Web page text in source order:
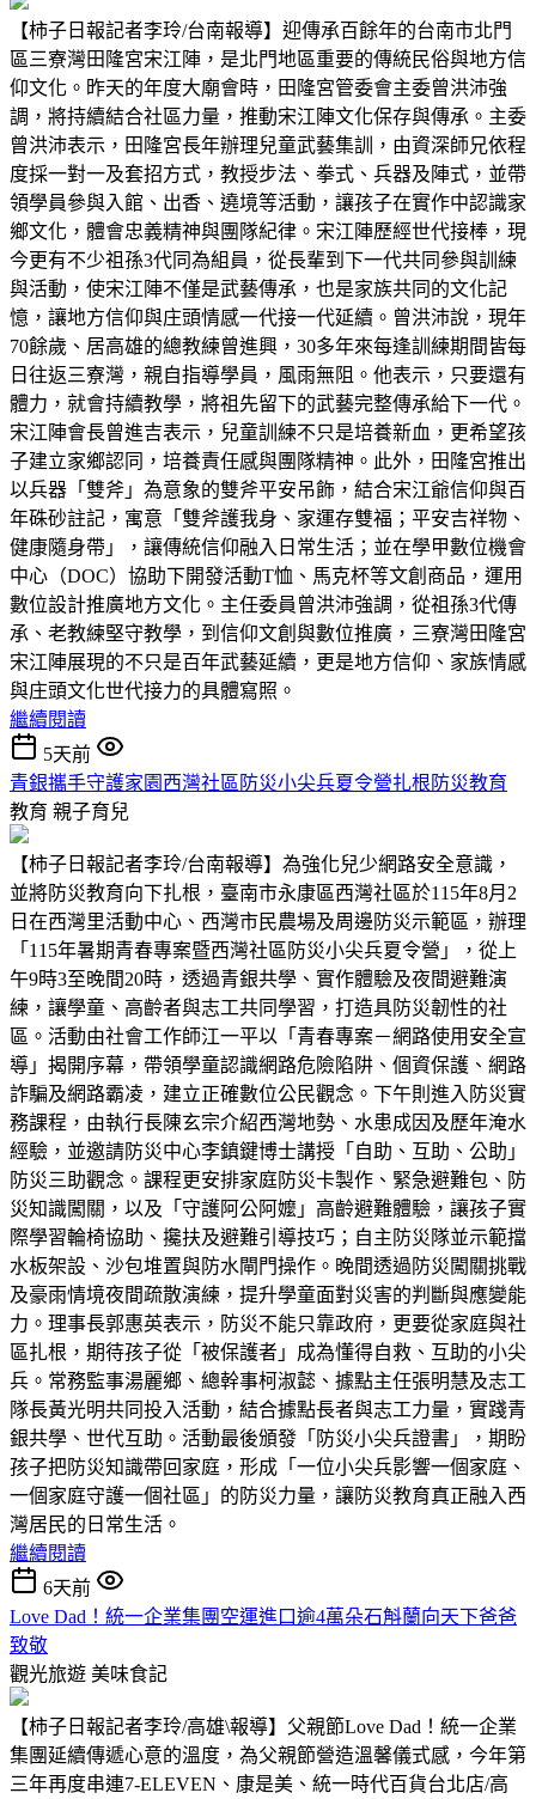
【柿子日報記者李玲/台南報導】迎傳承百餘年的台南市北門
區三寮灣田隆宮宋江陣，是北門地區重要的傳統民俗與地方信
仰文化。昨天的年度大廟會時，田隆宮管委會主委曾洪沛強
調，將持續結合社區力量，推動宋江陣文化保存與傳承。主委
曾洪沛表示，田隆宮長年辦理兒童武藝集訓，由資深師兄依程
度採一對一及套招方式，教授步法、拳式、兵器及陣式，並帶
領學員參與入館、出香、遶境等活動，讓孩子在實作中認識家
鄉文化，體會忠義精神與團隊紀律。宋江陣歷經世代接棒，現
今更有不少祖孫3代同為組員，從長輩到下一代共同參與訓練
與活動，使宋江陣不僅是武藝傳承，也是家族共同的文化記
憶，讓地方信仰與庄頭情感一代接一代延續。曾洪沛說，現年
70餘歲、居高雄的總教練曾進興，30多年來每逢訓練期間皆每
日往返三寮灣，親自指導學員，風雨無阻。他表示，只要還有
體力，就會持續教學，將祖先留下的武藝完整傳承給下一代。
宋江陣會長曾進吉表示，兒童訓練不只是培養新血，更希望孩
子建立家鄉認同，培養責任感與團隊精神。此外，田隆宮推出
以兵器「雙斧」為意象的雙斧平安吊飾，結合宋江爺信仰與百
年硃砂註記，寓意「雙斧護我身、家運存雙福；平安吉祥物、
健康隨身帶」，讓傳統信仰融入日常生活；並在學甲數位機會
中心（DOC）協助下開發活動T恤、馬克杯等文創商品，運用
數位設計推廣地方文化。主任委員曾洪沛強調，從祖孫3代傳
承、老教練堅守教學，到信仰文創與數位推廣，三寮灣田隆宮
宋江陣展現的不只是百年武藝延續，更是地方信仰、家族情感
與庄頭文化世代接力的具體寫照。
繼續閱讀
5天前
青銀攜手守護家園西灣社區防災小尖兵夏令營扎根防災教育
教育 親子育兒
【柿子日報記者李玲/台南報導】為強化兒少網路安全意識，
並將防災教育向下扎根，臺南市永康區西灣社區於115年8月2
日在西灣里活動中心、西灣市民農場及周邊防災示範區，辦理
「115年暑期青春專案暨西灣社區防災小尖兵夏令營」，從上
午9時3至晚間20時，透過青銀共學、實作體驗及夜間避難演
練，讓學童、高齡者與志工共同學習，打造具防災韌性的社
區。活動由社會工作師江一平以「青春專案－網路使用安全宣
導」揭開序幕，帶領學童認識網路危險陷阱、個資保護、網路
詐騙及網路霸凌，建立正確數位公民觀念。下午則進入防災實
務課程，由執行長陳玄宗介紹西灣地勢、水患成因及歷年淹水
經驗，並邀請防災中心李鎮鍵博士講授「自助、互助、公助」
防災三助觀念。課程更安排家庭防災卡製作、緊急避難包、防
災知識闖關，以及「守護阿公阿嬤」高齡避難體驗，讓孩子實
際學習輪椅協助、攙扶及避難引導技巧；自主防災隊並示範擋
水板架設、沙包堆置與防水閘門操作。晚間透過防災闖關挑戰
及豪雨情境夜間疏散演練，提升學童面對災害的判斷與應變能
力。理事長郭惠英表示，防災不能只靠政府，更要從家庭與社
區扎根，期待孩子從「被保護者」成為懂得自救、互助的小尖
兵。常務監事湯麗鄉、總幹事柯淑懿、據點主任張明慧及志工
隊長黃光明共同投入活動，結合據點長者與志工力量，實踐青
銀共學、世代互助。活動最後頒發「防災小尖兵證書」，期盼
孩子把防災知識帶回家庭，形成「一位小尖兵影響一個家庭、
一個家庭守護一個社區」的防災力量，讓防災教育真正融入西
灣居民的日常生活。
繼續閱讀
6天前
Love Dad！統一企業集團空運進口逾4萬朵石斛蘭向天下爸爸
致敬
觀光旅遊 美味食記
【柿子日報記者李玲/高雄\報導】父親節Love Dad！統一企業
集團延續傳遞心意的溫度，為父親節營造溫馨儀式感，今年第
三年再度串連7-ELEVEN、康是美、統一時代百貨台北店/高